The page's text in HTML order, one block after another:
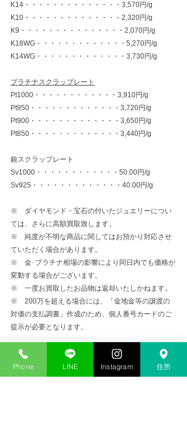
K14・・・・・・・・・・・・・・3,570円/g
K10・・・・・・・・・・・・・・2,320円/g
K9・・・・・・・・・・・・・・・2,070円/g
K18WG・・・・・・・・・・・・・5,270円/g
K14WG・・・・・・・・・・・・・3,730円/g
プラチナスクラップレート
Pt1000・・・・・・・・・・・・3,910円/g
Pt950・・・・・・・・・・・・・3,720円/g
Pt900・・・・・・・・・・・・・3,650円/g
Pt850・・・・・・・・・・・・・3,440円/g
銀スクラップレート
Sv1000・・・・・・・・・・・・50.00円/g
Sv925・・・・・・・・・・・・・40.00円/g
※　ダイヤモンド・宝石の付いたジュエリーについ
ては、さらに高額買取致します。
※　純度が不明な商品に関してはお預かり対応させ
ていただく場合があります。
※　金･プラチナ相場の影響により同日内でも価格が
変動する場合がございます。
※　一度お買取したお品物は返却いたしかねます。
※　200万を超える場合には、「金地金等の譲渡の
対価の支払調書」作成のため、個人番号カードのご
提示が必要となります。
金プラチナ高価買取
Phone LINE Instagram 住所